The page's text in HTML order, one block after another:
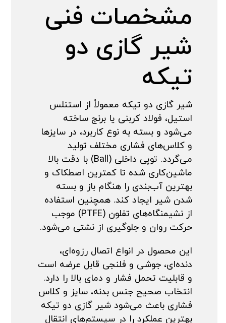
مشخصات فنی
شیر گازی دو
تیکه
شیر گازی دو تیکه معمولاً از استنلس
استیل، فولاد کربنی یا برنج ساخته
می‌شود و بسته به نوع کاربرد، در سایزها
و کلاس‌های فشاری مختلف تولید
می‌گردد. توپی داخلی (Ball) با دقت بالا
ماشین‌کاری شده تا کمترین اصطکاک و
بهترین آب‌بندی را هنگام باز و بسته
شدن شیر ایجاد کند. همچنین استفاده
از نشیمنگاه‌های تفلون (PTFE) موجب
حرکت روان و جلوگیری از نشتی می‌شود.
این محصول در انواع اتصال رزوه‌ای،
دنده‌ای، جوشی و فلنجی قابل عرضه است
و قابلیت تحمل فشار و دمای بالا را دارد.
انتخاب صحیح جنس بدنه، سایز و کلاس
فشاری باعث می‌شود شیر گازی دو تیکه
بهترین عملکرد را در سیستم‌های انتقال